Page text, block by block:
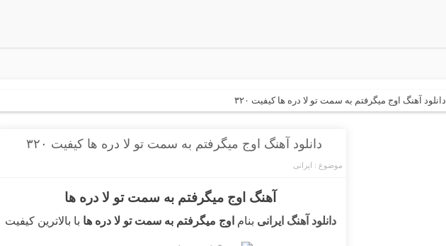
دانلود آهنگ اوج میگرفتم به سمت تو لا دره ها کیفیت ۳۲۰
دانلود آهنگ اوج میگرفتم به سمت تو لا دره ها کیفیت ۳۲۰
موضوع : ایرانی
آهنگ اوج میگرفتم به سمت تو لا دره ها
دانلود آهنگ ایرانی بنام اوج میگرفتم به سمت تو لا دره ها با بالاترین کیفیت